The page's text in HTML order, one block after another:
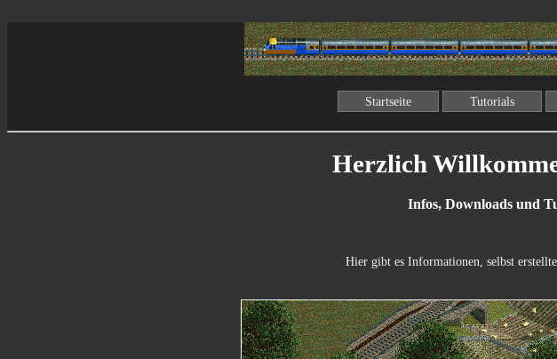
Startseite Tutorials
Herzlich
Infos, Downloads und
Hier gibt es Informationen, selbst